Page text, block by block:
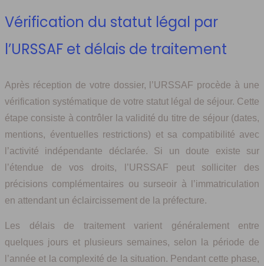
Vérification du statut légal par
l’URSSAF et délais de traitement
Après réception de votre dossier, l’URSSAF procède à une
vérification systématique de votre statut légal de séjour. Cette
étape consiste à contrôler la validité du titre de séjour (dates,
mentions, éventuelles restrictions) et sa compatibilité avec
l’activité indépendante déclarée. Si un doute existe sur
l’étendue de vos droits, l’URSSAF peut solliciter des
précisions complémentaires ou surseoir à l’immatriculation
en attendant un éclaircissement de la préfecture.
Les délais de traitement varient généralement entre
quelques jours et plusieurs semaines, selon la période de
l’année et la complexité de la situation. Pendant cette phase,